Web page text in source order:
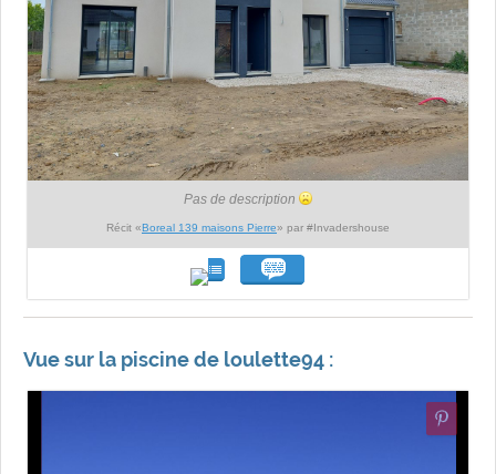
Pas de description
Récit «Boreal 139 maisons Pierre» par #Invadershouse
Vue sur la piscine de loulette94 :